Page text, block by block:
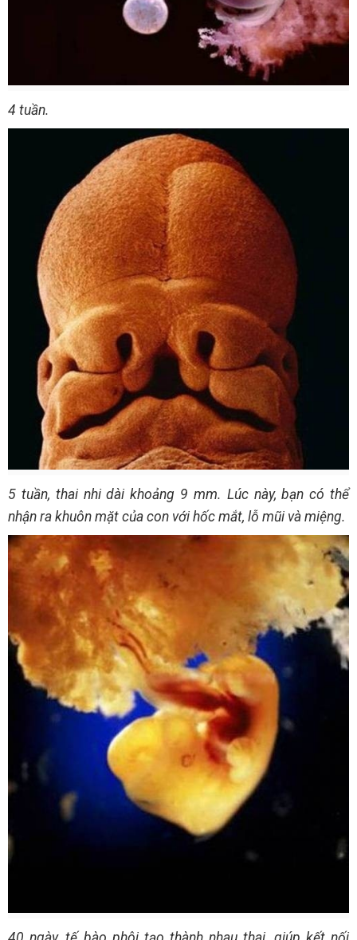
4 tuần.
5 tuần, thai nhi dài khoảng 9 mm. Lúc này, bạn có thể
nhận ra khuôn mặt của con với hốc mắt, lỗ mũi và miệng.